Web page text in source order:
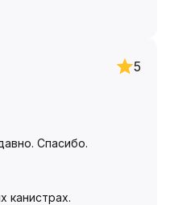
5
Спасибо.
канистрах.